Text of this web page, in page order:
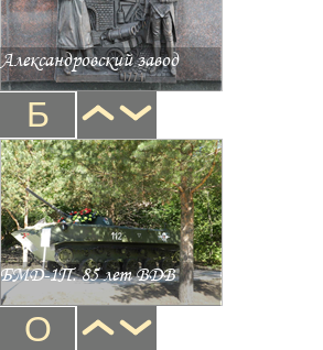
Александровский завод
Б
БМД-1П. 85 лет ВДВ
О